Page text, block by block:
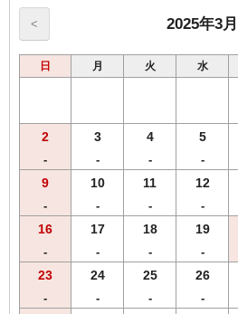
※ご予約確定後のグレードアップ変更は特
━ ご朝食 ━ 『伊賀のおいしい朝ごはん』
体にやさしい、郷土色あふれる和朝食
渓谷に囲まれた静かな空間で、湯上がりや読
【15:30ー20:30】カクテルタイム
【8:15ー10:00】モーニングタイム
━ 温泉 ━ 伊賀忍者ゆかり『隠れの湯』
2024年リニューアルの大浴場＆露天風呂
森と風に包まれる湯浴みと、湯上がりラウン
< 2025年3月
日 月 火 水
2
-
3
-
4
-
5
-
9
-
10
-
11
-
12
-
16
-
17
-
18
-
19
-
23
-
24
-
25
-
26
-